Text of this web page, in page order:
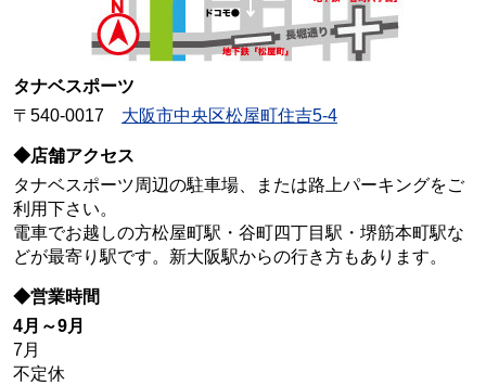
タナベスポーツ
〒540-0017 大阪市中央区松屋町住吉5-4
◆店舗アクセス
タナベスポーツ周辺の駐車場、または路上パーキングをご
利用下さい。
電車でお越しの方松屋町駅・谷町四丁目駅・堺筋本町駅な
どが最寄り駅です。新大阪駅からの行き方もあります。
◆営業時間
4月～9月
7月
不定休